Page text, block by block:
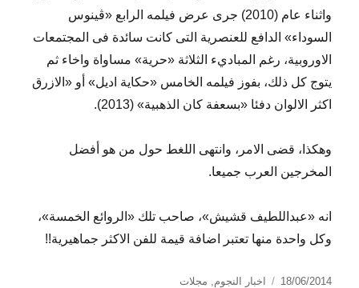
واثناء عام (2010) جرى عرض فيلمه الرابع «ڤينوس
السوداء» الدافع للعنصرية التى كانت سائدة فى المجتمعات
الاوروبية، رغم المباديء الثلاثة «حرية» مساواة واخاء ثم
يتوج كل ذلك، بفوز فيلمه الخامس «حكاية اديل» أو «الازرق
اكثر الالوان دفئا «بسعفة كان الذهبية» (2013).
وهكذا، قضى الامر، وانتهى اللغط حول من هو أفضل
المخرجين العرب جميعا.
انه «عبداللطيف قشيش»، صاحب تلك «الروائع الخمسة»،
وكل واحدة منها تعتبر اضافة قيمة للفن الاكثر جماهيرية!!
نُشرت
18/06/2014 التصنيفات
اخبار النجوم مجلات